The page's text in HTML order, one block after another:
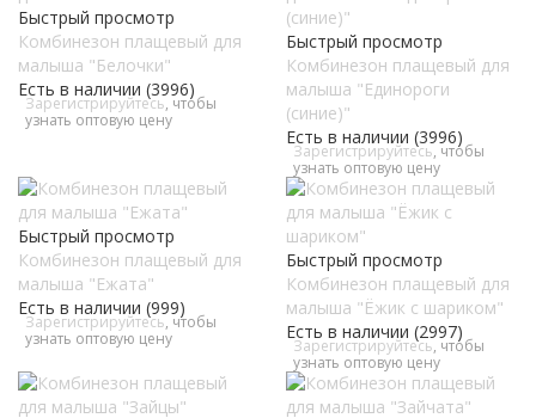
Быстрый просмотр
Комбинезон плащевый для
малыша "Белочки"
Есть в наличии (3996)
Зарегистрируйтесь, чтобы
узнать оптовую цену
Быстрый просмотр
Комбинезон плащевый для
малыша "Единороги
(синие)"
Есть в наличии (3996)
Зарегистрируйтесь, чтобы
узнать оптовую цену
Быстрый просмотр
Комбинезон плащевый для
малыша "Ежата"
Есть в наличии (999)
Зарегистрируйтесь, чтобы
узнать оптовую цену
Быстрый просмотр
Комбинезон плащевый для
малыша "Ёжик с шариком"
Есть в наличии (2997)
Зарегистрируйтесь, чтобы
узнать оптовую цену